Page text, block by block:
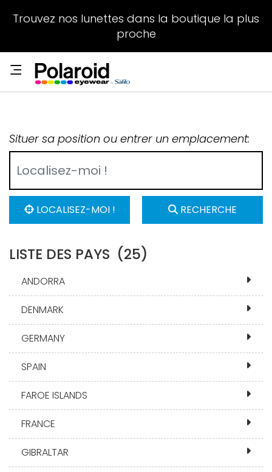
Trouvez nos lunettes dans la boutique la plus
proche
Situer sa position ou entrer un emplacement:
LOCALISEZ-MOI ! RECHERCHE
LISTE DES PAYS (25)
ANDORRA
DENMARK
GERMANY
SPAIN
FAROE ISLANDS
FRANCE
GIBRALTAR